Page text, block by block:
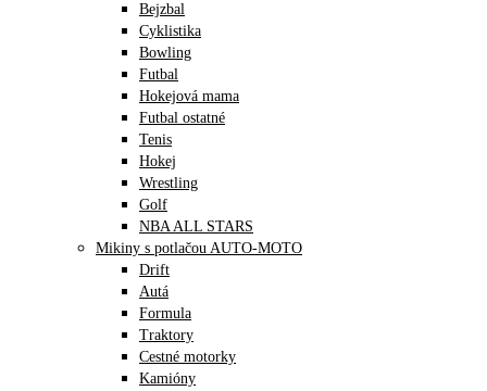
Bejzbal
Cyklistika
Bowling
Futbal
Hokejová mama
Futbal ostatné
Tenis
Hokej
Wrestling
Golf
NBA ALL STARS
Mikiny s potlačou AUTO-MOTO
Drift
Autá
Formula
Traktory
Cestné motorky
Kamióny